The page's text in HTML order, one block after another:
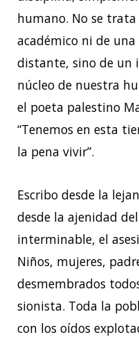
humano. No se
académico ni de
distante, sino de un
núcleo de nuestra
el poeta palestino
“Tenemos en esta
la pena vivir”.
Escribo desde la
desde la ajenidad
interminable, el
Niños, mujeres,
desmembrados
sionista. Toda la
con los oídos